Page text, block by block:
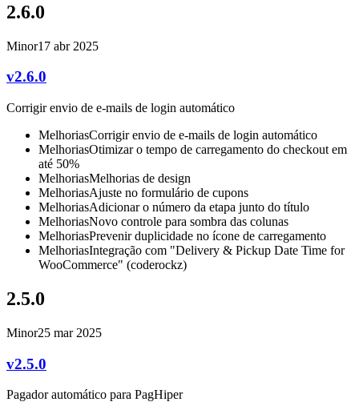
2.6.0
Minor17 abr 2025
v2.6.0
Corrigir envio de e-mails de login automático
MelhoriasCorrigir envio de e-mails de login automático
MelhoriasOtimizar o tempo de carregamento do checkout em
até 50%
MelhoriasMelhorias de design
MelhoriasAjuste no formulário de cupons
MelhoriasAdicionar o número da etapa junto do título
MelhoriasNovo controle para sombra das colunas
MelhoriasPrevenir duplicidade no ícone de carregamento
MelhoriasIntegração com "Delivery & Pickup Date Time for
WooCommerce" (coderockz)
2.5.0
Minor25 mar 2025
v2.5.0
Pagador automático para PagHiper